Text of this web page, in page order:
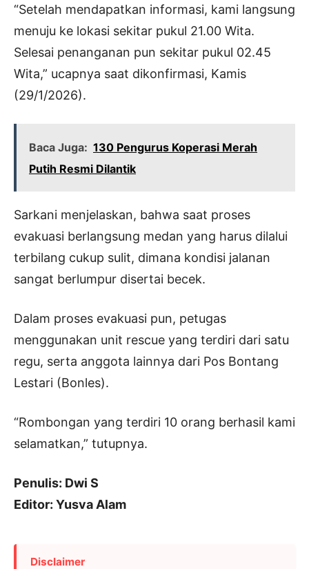
“Setelah mendapatkan informasi, kami langsung
menuju ke lokasi sekitar pukul 21.00 Wita.
Selesai penanganan pun sekitar pukul 02.45
Wita,” ucapnya saat dikonfirmasi, Kamis
(29/1/2026).
Baca Juga: 130 Pengurus Koperasi Merah
Putih Resmi Dilantik
Sarkani menjelaskan, bahwa saat proses
evakuasi berlangsung medan yang harus dilalui
terbilang cukup sulit, dimana kondisi jalanan
sangat berlumpur disertai becek.
Dalam proses evakuasi pun, petugas
menggunakan unit rescue yang terdiri dari satu
regu, serta anggota lainnya dari Pos Bontang
Lestari (Bonles).
“Rombongan yang terdiri 10 orang berhasil kami
selamatkan,” tutupnya.
Penulis: Dwi S
Editor: Yusva Alam
Disclaimer